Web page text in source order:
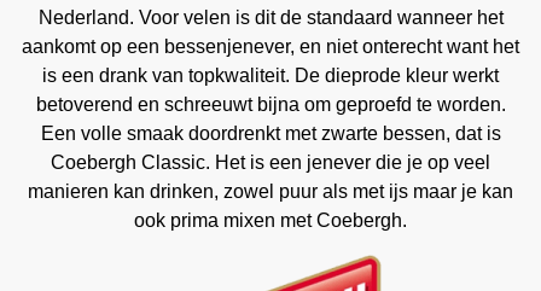
Nederland. Voor velen is dit de standaard wanneer het
aankomt op een bessenjenever, en niet onterecht want het
is een drank van topkwaliteit. De dieprode kleur werkt
betoverend en schreeuwt bijna om geproefd te worden.
Een volle smaak doordrenkt met zwarte bessen, dat is
Coebergh Classic. Het is een jenever die je op veel
manieren kan drinken, zowel puur als met ijs maar je kan
ook prima mixen met Coebergh.